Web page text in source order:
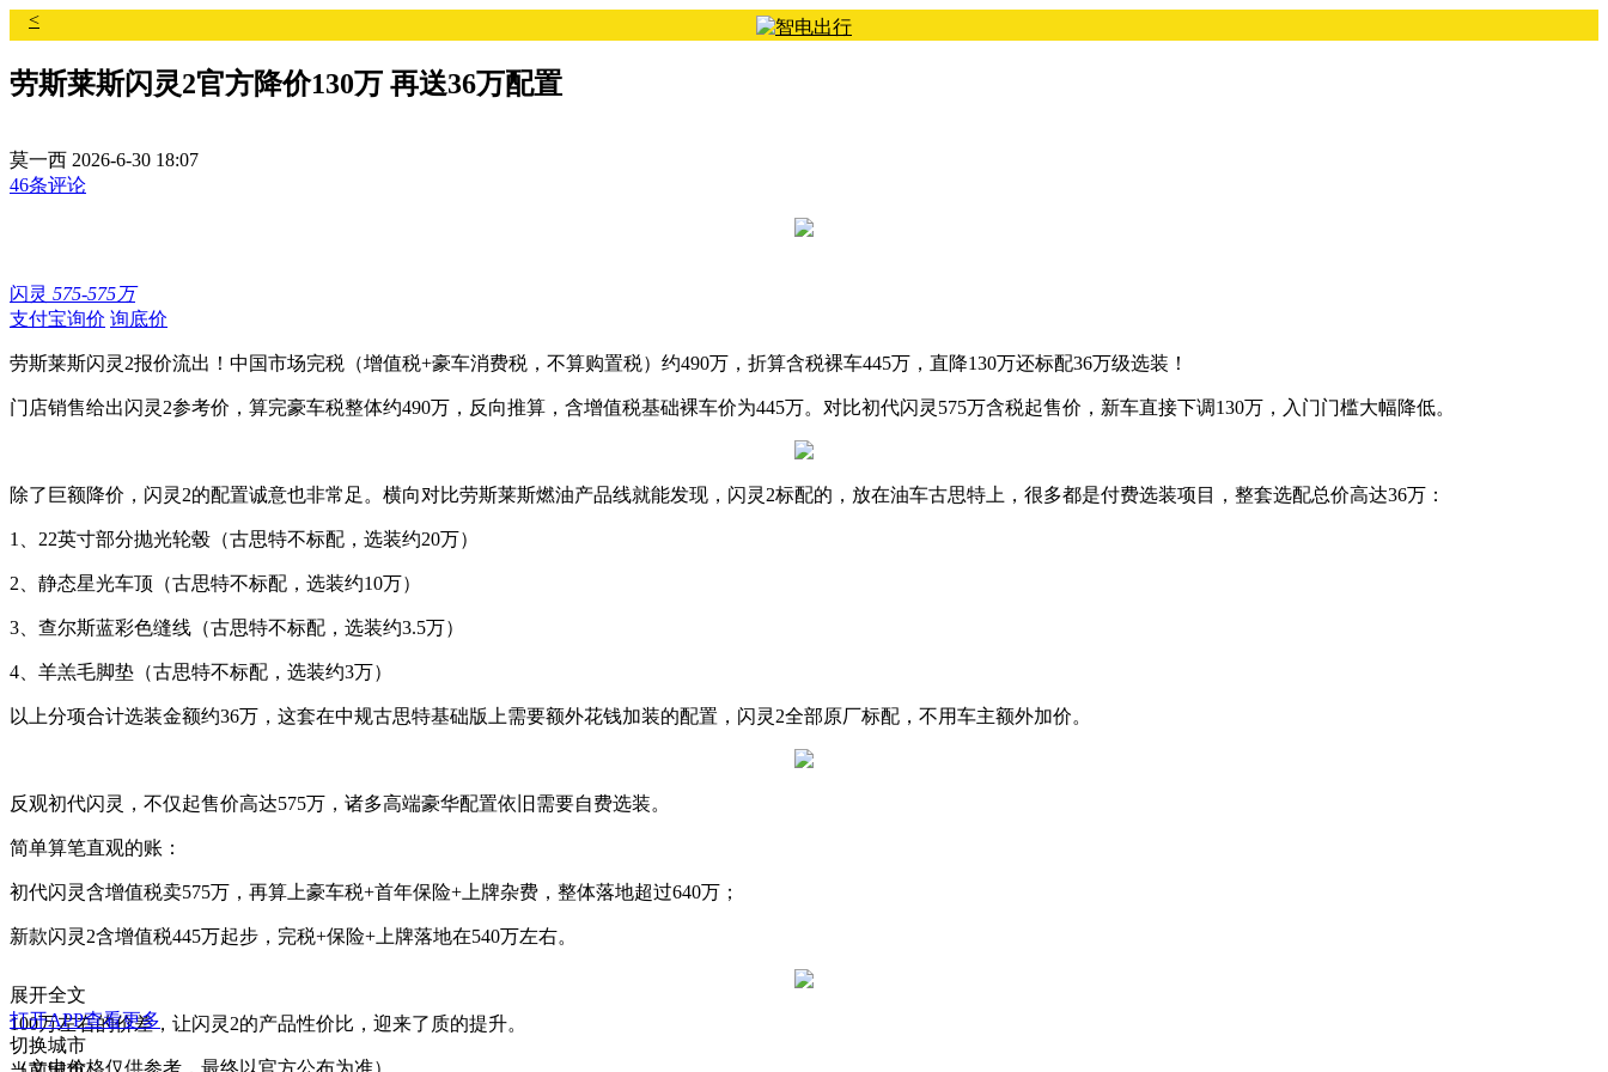
<
劳斯莱斯闪灵2官方降价130万 再送36万配置
莫一西 2026-6-30 18:07
46条评论
闪灵 575-575万
支付宝询价 询底价
劳斯莱斯闪灵2报价流出！中国市场完税（增值税+豪车消费税，不算购置税）约490万，折算含税裸车445万，直降130万还标配36万级选装！
门店销售给出闪灵2参考价，算完豪车税整体约490万，反向推算，含增值税基础裸车价为445万。对比初代闪灵575万含税起售价，新车直接下调130万，入门门槛大幅降低。
除了巨额降价，闪灵2的配置诚意也非常足。横向对比劳斯莱斯燃油产品线就能发现，闪灵2标配的，放在油车古思特上，很多都是付费选装项目，整套选配总价高达36万：
1、22英寸部分抛光轮毂（古思特不标配，选装约20万）
2、静态星光车顶（古思特不标配，选装约10万）
3、 查尔斯蓝彩色缝线 （古思特不标配，选装约3.5万）
4、羊羔毛脚垫（古思特不标配，选装约3万）
以上分项合计选装金额约36万，这套在中规古思特基础版上需要额外花钱加装的配置，闪灵2全部原厂标配，不用车主额外加价。
反观初代闪灵，不仅起售价高达575万，诸多高端豪华配置依旧需要自费选装。
简单算笔直观的账：
初代闪灵含增值税卖575万，再算上豪车税+首年保险+上牌杂费，整体落地超过640万；
新款闪灵2含增值税445万起步，完税+保险+上牌落地在540万左右。
100万左右的价差，让闪灵2的产品性价比，迎来了质的提升。
（文中价格仅供参考，最终以官方公布为准）
展开全文
打开APP查看更多
切换城市